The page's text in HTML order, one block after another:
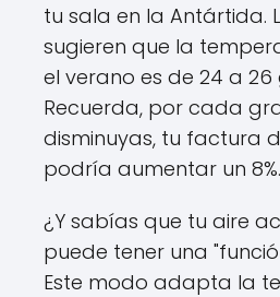
tu sala en la Antártida.
sugieren que la
el verano es de 24 a 26
Recuerda, por cada
disminuyas, tu factura
podría aumentar un 8%.
¿Y sabías que tu aire
puede tener una
Este modo adapta la